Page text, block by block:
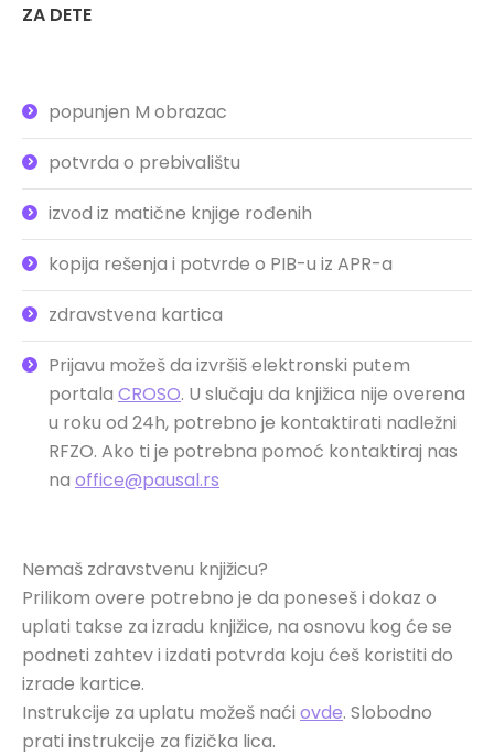
ZA DETE
popunjen M obrazac
potvrda o prebivalištu
izvod iz matične knjige rođenih
kopija rešenja i potvrde o PIB-u iz APR-a
zdravstvena kartica
Prijavu možeš da izvršiš elektronski putem
portala CROSO. U slučaju da knjižica nije overena
u roku od 24h, potrebno je kontaktirati nadležni
RFZO. Ako ti je potrebna pomoć kontaktiraj nas
na office@pausal.rs
Nemaš zdravstvenu knjižicu?
Prilikom overe potrebno je da poneseš i dokaz o
uplati takse za izradu knjižice, na osnovu kog će se
podneti zahtev i izdati potvrda koju ćeš koristiti do
izrade kartice.
Instrukcije za uplatu možeš naći ovde. Slobodno
prati instrukcije za fizička lica.